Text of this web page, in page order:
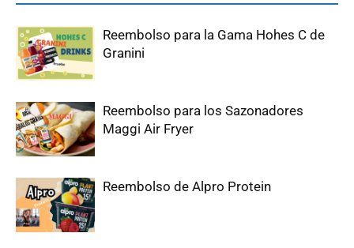
Reembolso para la Gama Hohes C de
Granini
Reembolso para los Sazonadores
Maggi Air Fryer
Reembolso de Alpro Protein